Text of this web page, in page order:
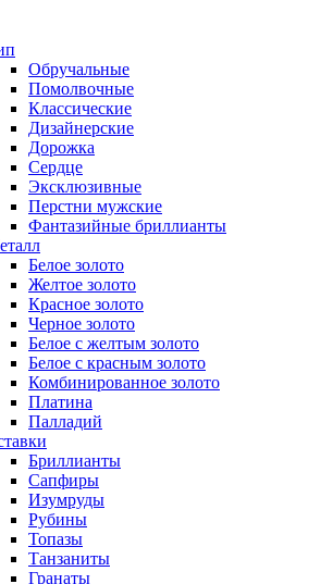
Обручальные
Помолвочные
Классические
Дизайнерские
Дорожка
Сердце
Эксклюзивные
Перстни мужские
Фантазийные бриллианты
Белое золото
Желтое золото
Красное золото
Черное золото
Белое с желтым золото
Белое с красным золото
Комбинированное золото
Платина
Палладий
Бриллианты
Сапфиры
Изумруды
Рубины
Топазы
Танзаниты
Гранаты